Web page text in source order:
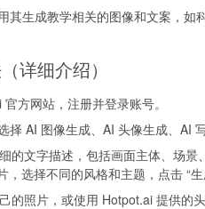
其生成教学相关的图像和文案，
详细介绍）
官方网站，注册并登录账号。
AI 图像生成、AI 头像生成、AI
的文字描述，包括画面主体、场
，选择不同的风格和主题，点击 “
的照片，或使用 Hotpot.ai 提供的